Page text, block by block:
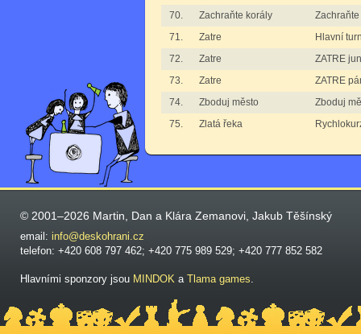
70.
Zachraňte korály
71.
Zatre
Hlavní
72.
Zatre
ZATRE
73.
Zatre
ZATRE
74.
Zboduj město
Zboduj
75.
Zlatá řeka
© 2001–2026 Martin, Dan a Klára Zemanovi, Jakub Těšínský
email: info@deskohrani.cz
telefon: +420 608 797 462; +420 775 989 529; +420 777 852 582
Hlavními sponzory jsou MINDOK a Tlama games.